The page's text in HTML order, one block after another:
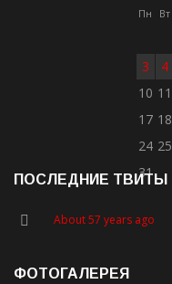
Пн Вт
3
4
10 11
17 18
24 25
31
ПОСЛЕДНИЕ ТВИТЫ
About 57 years ago
ФОТОГАЛЕРЕЯ